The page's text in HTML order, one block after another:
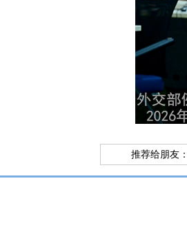
推荐给朋友：